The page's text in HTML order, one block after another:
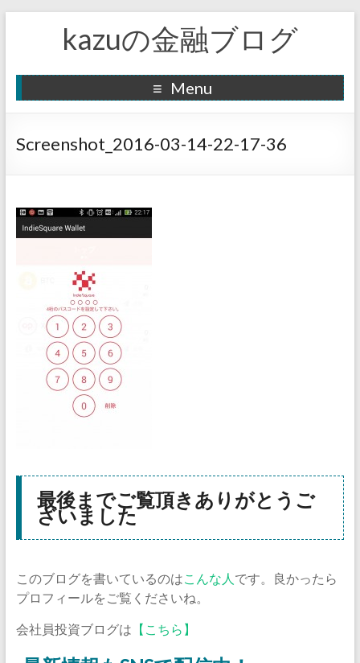
kazuの金融ブログ
Menu
Screenshot_2016-03-14-22-17-36
最後までご覧頂きありがとうご
ざいました
このブログを書いているのはこんな人 です。良かったら
プロフィールをご覧くださいね。
会社員投資ブログは 【こちら】